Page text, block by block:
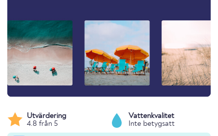
Utvärdering
4.8 från 5
Vattenkvalitet
Inte betygsatt